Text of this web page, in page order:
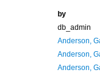
by
db_admin
Anderson,
Anderson,
Anderson,